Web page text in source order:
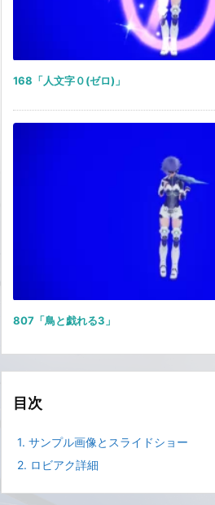
168「人文字０(ゼロ)」
807「鳥と戯れる3」
目次
1. サンプル画像とスライドショー
2. ロビアク詳細